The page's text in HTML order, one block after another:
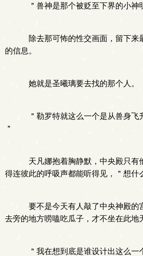
＂兽神是那个被贬至下界的小神
除去那可怖的性交画面，留下来
的信息。
她就是圣曦璃要去找的那个人。
＂勒罗特就这么一个是从兽身飞
＂
天凡娜抱着胸静默，中央殿只有
得连彼此的呼吸声都能听得见，＂想什
要不是今天有人敲了中央神殿的
去旁的地方唠嗑吃瓜子，才不坐在此地
＂我在想到底是谁设计出这么一